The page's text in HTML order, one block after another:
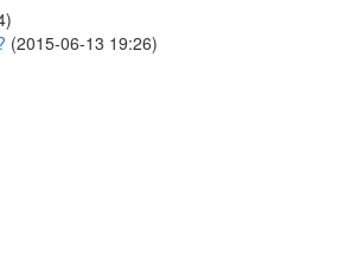
(2015-06-13 19:26)